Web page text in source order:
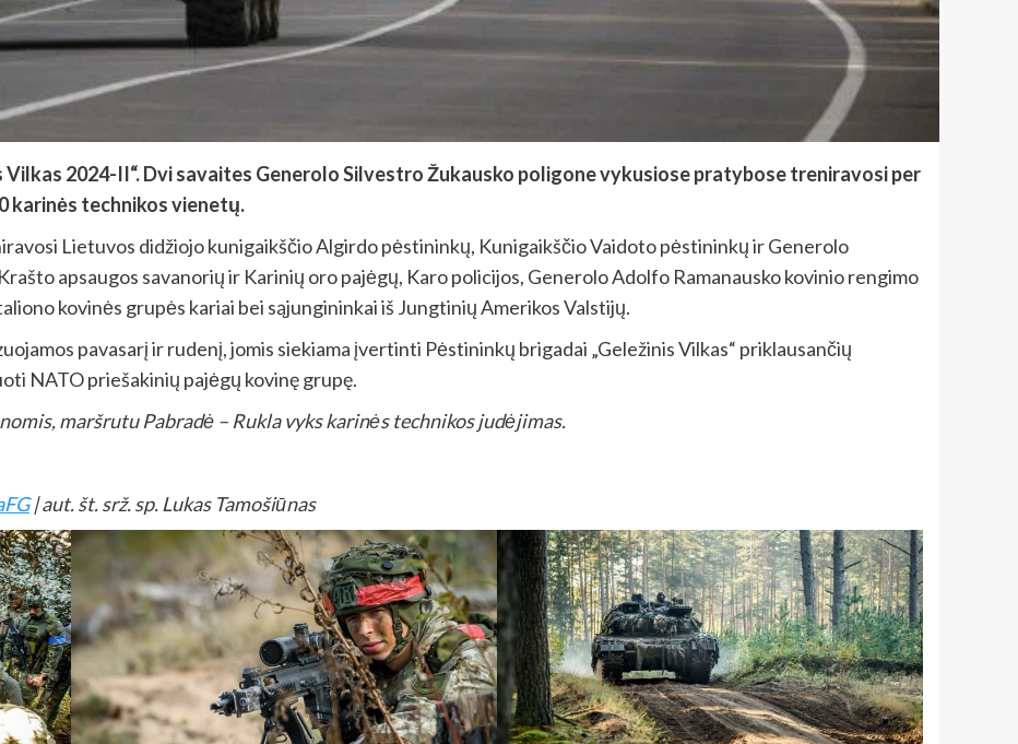
2024-II“. Dvi savaites Generolo Silvestro Žukausko poligone vykusiose pratybose treniravosi per
karinės technikos vienetų.
Lietuvos didžiojo kunigaikščio Algirdo pėstininkų, Kunigaikščio Vaidoto pėstininkų ir Generolo
apsaugos savanorių ir Karinių oro pajėgų, Karo policijos, Generolo Adolfo Ramanausko kovinio rengimo
kovinės grupės kariai bei sąjungininkai iš Jungtinių Amerikos Valstijų.
pavasarį ir rudenį, jomis siekiama įvertinti Pėstininkų brigadai „Geležinis Vilkas“ priklausančių
NATO priešakinių pajėgų kovinę grupę.
maršrutu Pabradė – Rukla vyks karinės technikos judėjimas.
| aut. št. srž. sp. Lukas Tamošiūnas